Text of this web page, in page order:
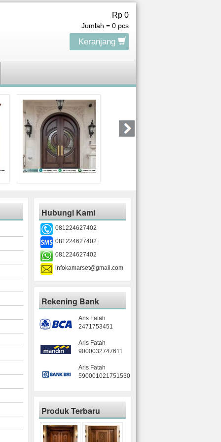
Rp 0
Jumlah = 0pcs
Keranjang
Hubungi Kami
081224627402
081224627402
081224627402
infokamarset@gmail.com
Rekening Bank
Aris Fatah
2471753451
Aris Fatah
9000032747611
Aris Fatah
590001021751530
Produk Terbaru